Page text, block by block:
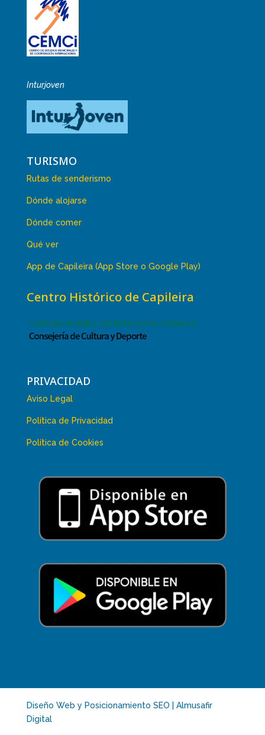
Inturjoven
TURISMO
Rutas de senderismo
Dónde alojarse
Dónde comer
Qué ver
App de Capileira (App Store o Google Play)
Centro Histórico de Capileira
PRIVACIDAD
Aviso Legal
Política de Privacidad
Política de Cookies
Diseño Web y Posicionamiento SEO | Almusafir
Digital